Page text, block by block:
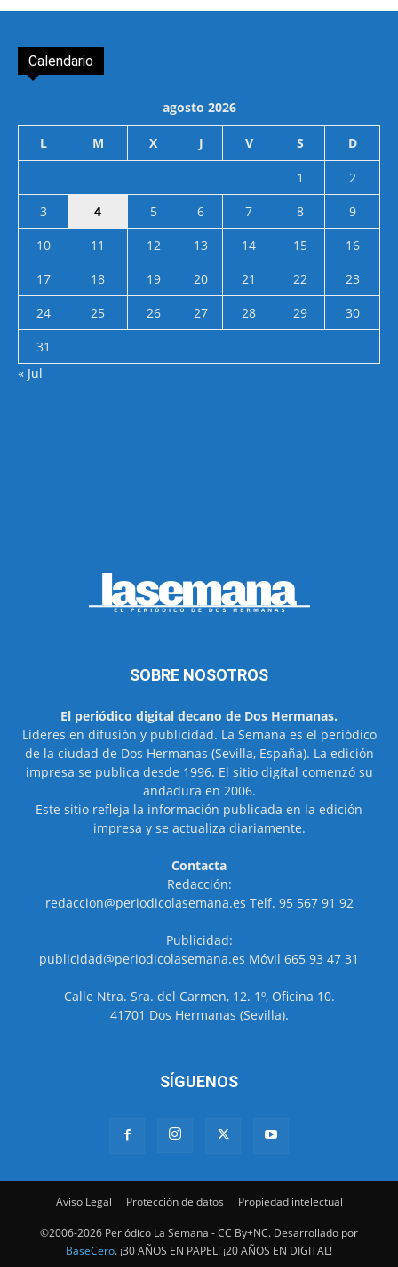
Calendario
agosto 2026
L M X J V S D
1
2
3
4 5 6 7 8
9
10
11 12 13 14 15
16
17
18 19 20 21 22
23
24
25 26 27 28 29
30
31
« Jul
SOBRE NOSOTROS
El periódico digital decano de Dos Hermanas.
Líderes en difusión y publicidad. La Semana es el periódico
de la ciudad de Dos Hermanas (Sevilla, España). La edición
impresa se publica desde 1996. El sitio digital comenzó su
andadura en 2006.
Este sitio refleja la información publicada en la edición
impresa y se actualiza diariamente.
Contacta
Redacción:
redaccion@periodicolasemana.es Telf. 95 567 91 92
Publicidad:
publicidad@periodicolasemana.es Móvil 665 93 47 31
Calle Ntra. Sra. del Carmen, 12. 1º, Oficina 10.
41701 Dos Hermanas (Sevilla).
SÍGUENOS
Aviso Legal Protección de datos Propiedad intelectual
©2006-2026 Periódico La Semana - CC By+NC. Desarrollado por
BaseCero. ¡30 AÑOS EN PAPEL! ¡20 AÑOS EN DIGITAL!